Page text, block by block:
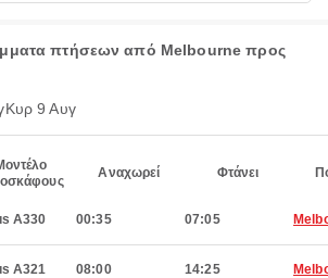
πτήσεων από Melbourne προς
Κυρ 9 Αυγ
Αναχωρεί Φτάνει
A330 00:35 07:05
A321 08:00 14:25